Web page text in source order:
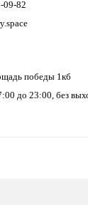
09-82
победы 1кб
до 23:00, без